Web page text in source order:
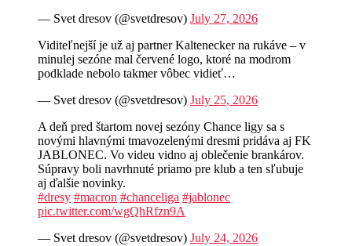
— Svet dresov (@svetdresov) July 27, 2026
Viditeľnejší je už aj partner Kaltenecker na rukáve – v
minulej sezóne mal červené logo, ktoré na modrom
podklade nebolo takmer vôbec vidieť…
— Svet dresov (@svetdresov) July 25, 2026
A deň pred štartom novej sezóny Chance ligy sa s
novými hlavnými tmavozelenými dresmi pridáva aj FK
JABLONEC. Vo videu vidno aj oblečenie brankárov.
Súpravy boli navrhnuté priamo pre klub a ten sľubuje
aj ďalšie novinky.
#dresy #macron #chanceliga #jablonec
pic.twitter.com/wgQhRfzn9A
— Svet dresov (@svetdresov) July 24, 2026